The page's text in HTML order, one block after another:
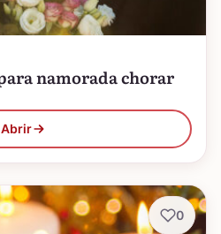
namorada chorar
Abrir
0